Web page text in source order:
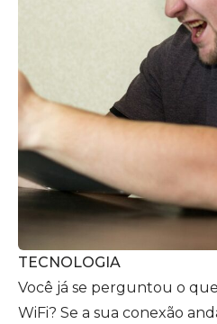
TECNOLOGIA
Você já se perguntou o
WiFi? Se a sua conexão